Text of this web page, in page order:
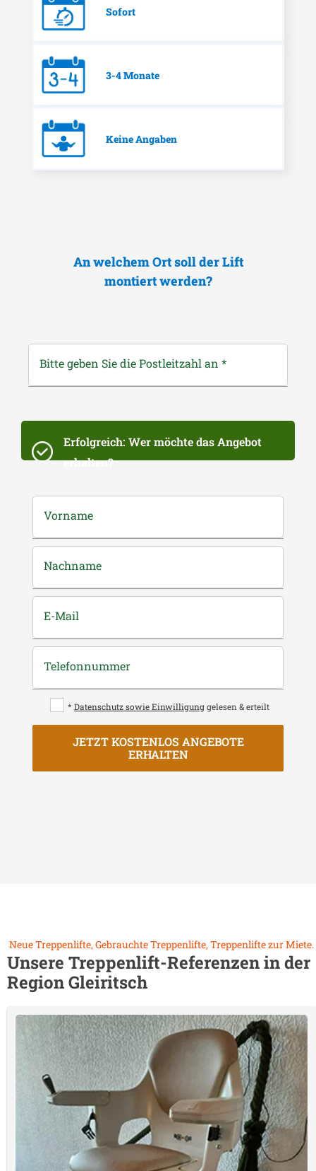
Sofort
3-4 Monate
Keine Angaben
An welchem Ort soll der Lift
montiert werden?
Bitte geben Sie die Postleitzahl an *
Erfolgreich: Wer möchte das Angebot
erhalten?
Vorname
Nachname
E-Mail
Telefonnummer
* Datenschutz sowie Einwilligung gelesen & erteilt
JETZT KOSTENLOS ANGEBOTE
ERHALTEN
Neue Treppenlifte, Gebrauchte Treppenlifte, Treppenlifte zur Miete.
Unsere Treppenlift-Referenzen in der
RegionGleiritsch